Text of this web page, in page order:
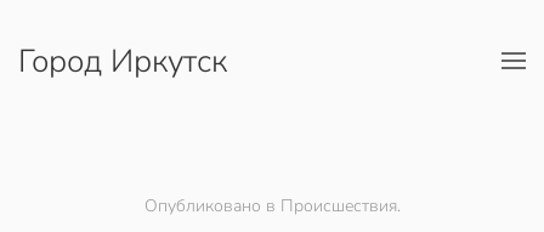
Перейти к содержимому
Город Иркутск
Опубликовано в Происшествия.